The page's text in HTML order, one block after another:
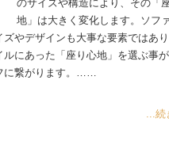
のサイズや構造により、その「
地」は大きく変化します。ソフ
ズやデザインも大事な要素ではあ
ルにあった「座り心地」を選ぶ事
に繋がります。……
...続